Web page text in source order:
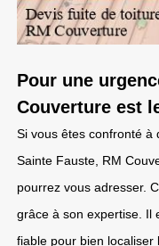
Pour une
Couverture est
Si vous êtes confronté à
Sainte Fauste, RM
pourrez vous adresser.
grâce à son expertise. Il
fiable pour bien localiser